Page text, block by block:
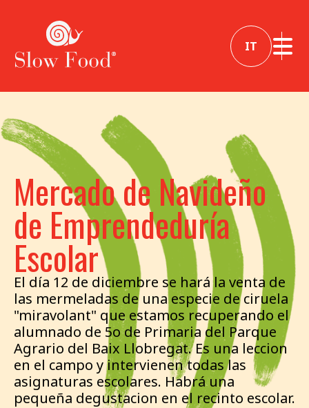
IT
Mercado de Navideño
de Emprendeduría
Escolar
El día 12 de diciembre se hará la venta de
las mermeladas de una especie de ciruela
"miravolant" que estamos recuperando el
alumnado de 5o de Primaria del Parque
Agrario del Baix Llobregat. Es una leccion
en el campo y intervienen todas las
asignaturas escolares. Habrá una
pequeña degustacion en el recinto escolar.